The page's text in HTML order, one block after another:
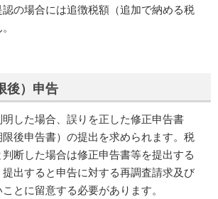
の場合には追徴税額（追加で納める税
）申告
した場合、誤りを正した修正申告書
限後申告書）の提出を求められます。税
断した場合は修正申告書等を提出する
出すると申告に対する再調査請求及び
とに留意する必要があります。